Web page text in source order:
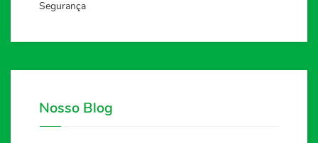
Segurança
Nosso Blog